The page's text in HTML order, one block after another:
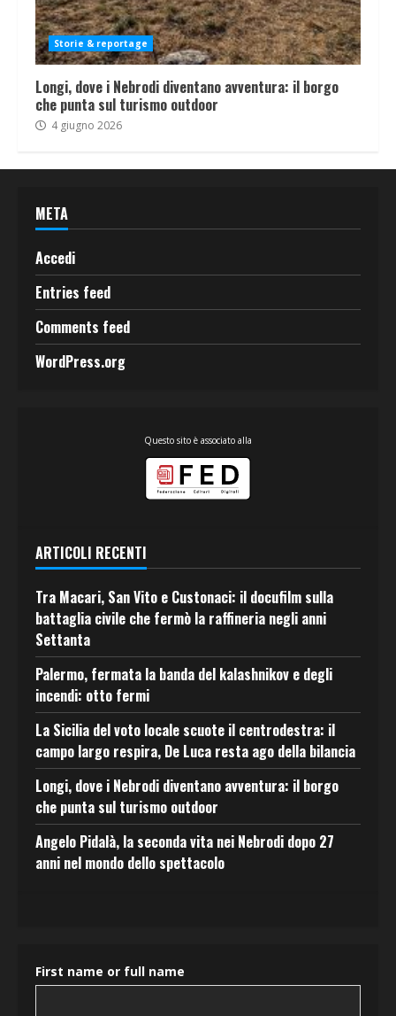
Storie & reportage
Longi, dove i Nebrodi diventano avventura: il borgo
che punta sul turismo outdoor
4 giugno 2026
META
Accedi
Entries feed
Comments feed
WordPress.org
Questo sito è associato alla
ARTICOLI RECENTI
Tra Macari, San Vito e Custonaci: il docufilm sulla
battaglia civile che fermò la raffineria negli anni
Settanta
Palermo, fermata la banda del kalashnikov e degli
incendi: otto fermi
La Sicilia del voto locale scuote il centrodestra: il
campo largo respira, De Luca resta ago della bilancia
Longi, dove i Nebrodi diventano avventura: il borgo
che punta sul turismo outdoor
Angelo Pidalà, la seconda vita nei Nebrodi dopo 27
anni nel mondo dello spettacolo
First name or full name